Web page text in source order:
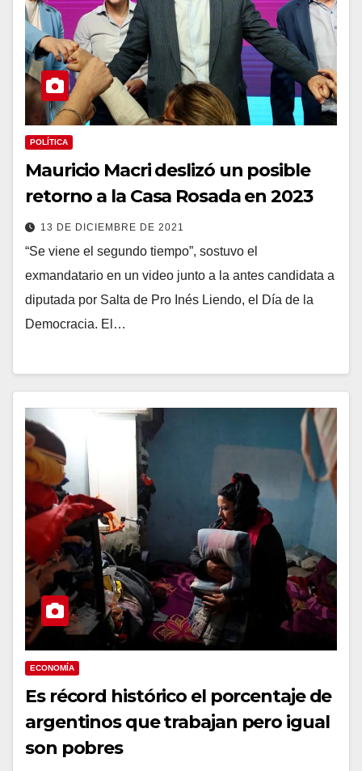
POLÍTICA
Mauricio Macri deslizó un posible
retorno a la Casa Rosada en 2023
13 DE DICIEMBRE DE 2021
“Se viene el segundo tiempo”, sostuvo el
exmandatario en un video junto a la antes candidata a
diputada por Salta de Pro Inés Liendo, el Día de la
Democracia. El…
ECONOMÍA
Es récord histórico el porcentaje de
argentinos que trabajan pero igual
son pobres